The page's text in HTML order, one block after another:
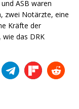
ASB waren
zwei Notärzte, eine
Kräfte der
das DRK